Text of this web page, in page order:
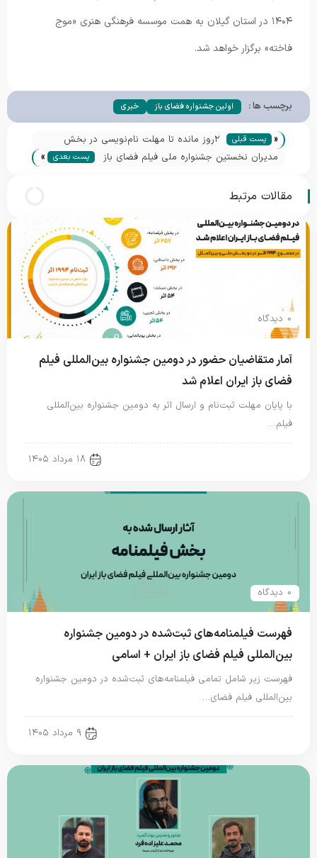
۱۴۰۴ در استان گیلان به همت موسسه فرهنگی هنری «موج
فاخته» برگزار خواهد شد.
برچسب ها : اولین جشنواره فضای باز خبری
« پست قبلی
۲روز مانده تا مهلت نام‌نویسی در بخش
رقابتی
مدیران نخستین جشنواره ملی فیلم فضای باز
پست بعدی »
مقالات مرتبط
0 دیدگاه
آمار متقاضیان حضور در دومین جشنواره بین‌المللی فیلم
فضای باز ایران اعلام شد
با پایان مهلت ثبت‌نام و ارسال اثر به دومین جشنواره بین‌المللی
فیلم…
۱۸ مرداد ۱۴۰۵
0 دیدگاه
فهرست فیلمنامه‌های ثبت‌شده در دومین جشنواره
بین‌المللی فیلم فضای باز ایران + اسامی
فهرست زیر شامل تمامی فیلمنامه‌های ثبت‌شده در دومین جشنواره
بین‌المللی فیلم فضای…
۹ مرداد ۱۴۰۵